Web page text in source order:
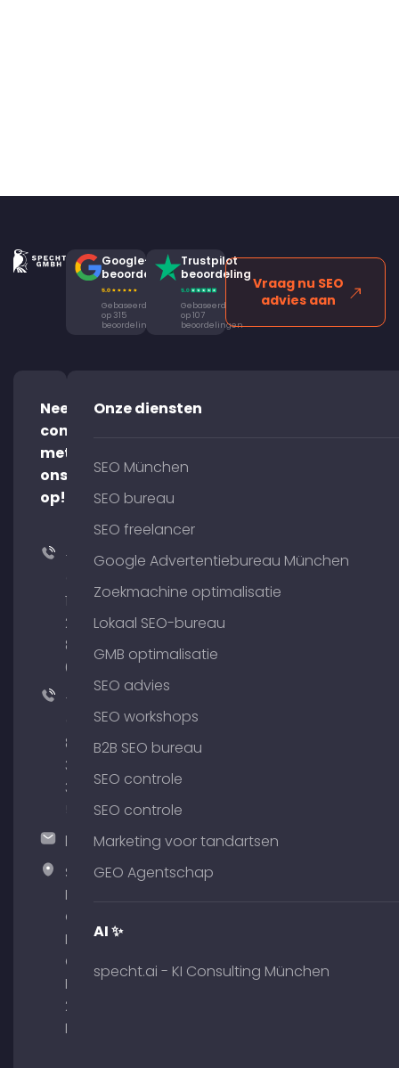
Google-
beoordeling
Gebaseerd
op 315
beoordelingen
Trustpilot
beoordeling
Gebaseerd
op 107
beoordelingen
Vraag nu SEO
advies aan
Neem
contact
met
ons
op!
+49
176
204
801
64
+49
89
380
375
hallo@timospecht.de
Specht
Marketing
GmbH –
Palais am
Obelisk
Briennerstr.
29 80333
München
Onze diensten
SEO München
SEO bureau
SEO freelancer
Google Advertentiebureau München
Zoekmachine optimalisatie
Lokaal SEO-bureau
GMB optimalisatie
SEO advies
SEO workshops
B2B SEO bureau
SEO controle
SEO controle
Marketing voor tandartsen
GEO Agentschap
AI ✨
specht.ai - KI Consulting München